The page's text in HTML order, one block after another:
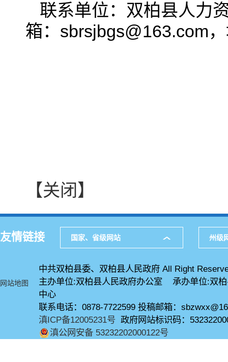
联系单位：双柏县人力
箱：sbrsjbgs@163.com
【关闭】
友情链接 国家、省级网站 州级
网站地图
中共双柏县委、双柏县人民政府 All Right
主办单位:双柏县人民政府办公室 承办单位:双
中心
联系电话：0878-7722599 投稿邮箱：
滇ICP备12005231号 政府网站标识码：
滇公网安备 53232202000122号